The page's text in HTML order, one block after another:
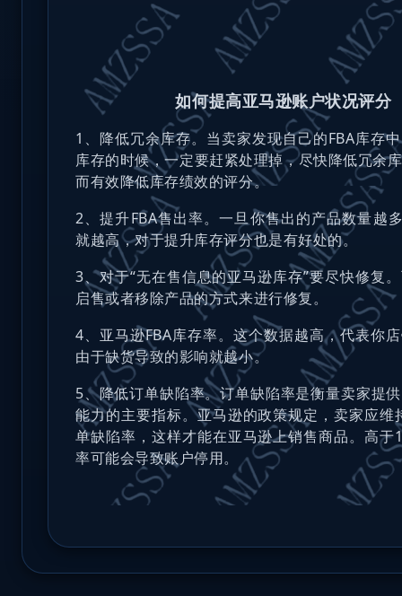
如何提高亚马逊账户状况评分
1、降低冗余库存。当卖家发现自己的FBA库存
库存的时候，一定要赶紧处理掉，尽快降低冗余
而有效降低库存绩效的评分。
2、提升FBA售出率。一旦你售出的产品数量越
就越高，对于提升库存评分也是有好处的。
3、对于“无在售信息的亚马逊库存”要尽快修复
启售或者移除产品的方式来进行修复。
4、亚马逊FBA库存率。这个数据越高，代表你
由于缺货导致的影响就越小。
5、降低订单缺陷率。订单缺陷率是衡量卖家提
能力的主要指标。亚马逊的政策规定，卖家应维
单缺陷率，这样才能在亚马逊上销售商品。高于
率可能会导致账户停用。